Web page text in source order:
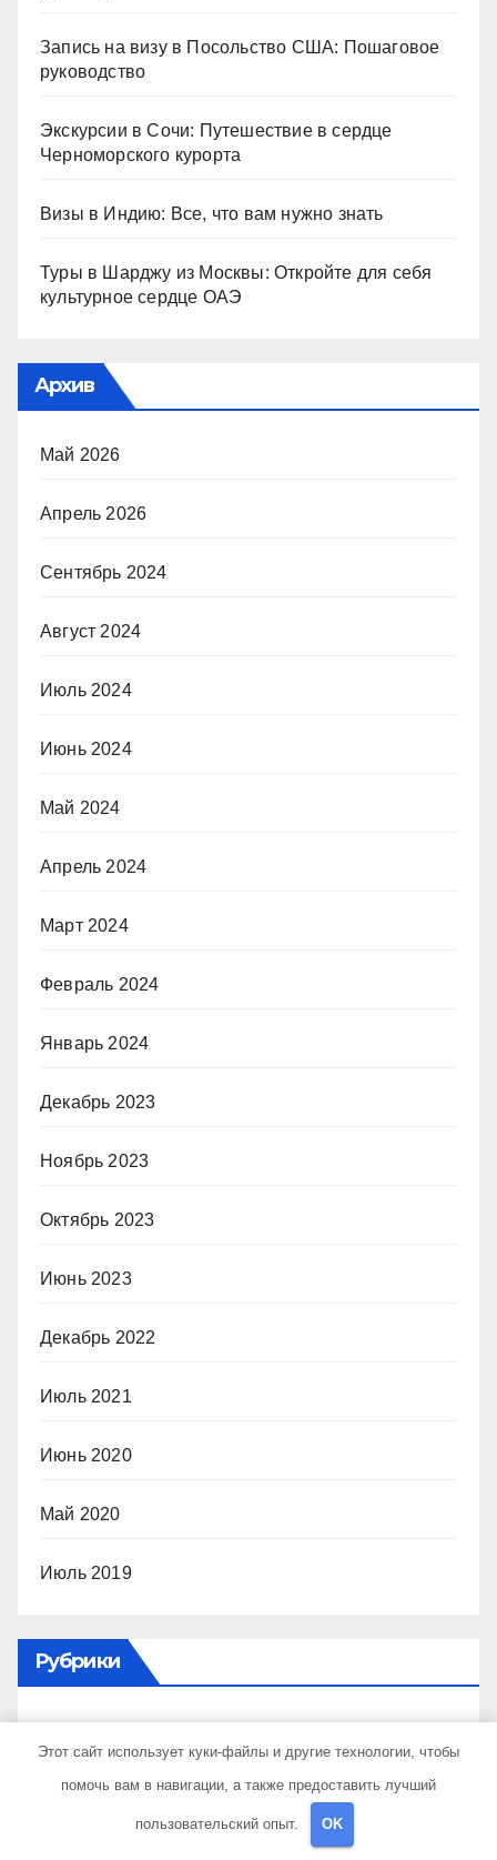
Запись на визу в Посольство США: Пошаговое
руководство
Экскурсии в Сочи: Путешествие в сердце
Черноморского курорта
Визы в Индию: Все, что вам нужно знать
Туры в Шарджу из Москвы: Откройте для себя
культурное сердце ОАЭ
Архив
Май 2026
Апрель 2026
Сентябрь 2024
Август 2024
Июль 2024
Июнь 2024
Май 2024
Апрель 2024
Март 2024
Февраль 2024
Январь 2024
Декабрь 2023
Ноябрь 2023
Октябрь 2023
Июнь 2023
Декабрь 2022
Июль 2021
Июнь 2020
Май 2020
Июль 2019
Рубрики
Авторубрика
Этот сайт использует куки-файлы и другие технологии, чтобы
помочь вам в навигации, а также предоставить лучший
пользовательский опыт. OK